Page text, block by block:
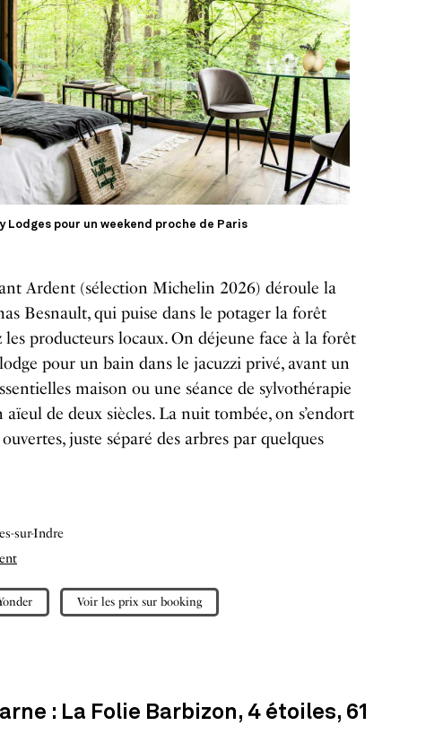
Lodges pour un weekend proche de Paris
Ardent (sélection Michelin 2026) déroule la
Besnault, qui puise dans le potager la forêt
producteurs locaux. On déjeune face à la forêt
pour un bain dans le jacuzzi privé, avant un
maison ou une séance de sylvothérapie
aïeul de deux siècles. La nuit tombée, on s’endort
juste séparé des arbres par quelques
sur-Indre
Voir les prix sur booking
: La Folie Barbizon, 4 étoiles, 61